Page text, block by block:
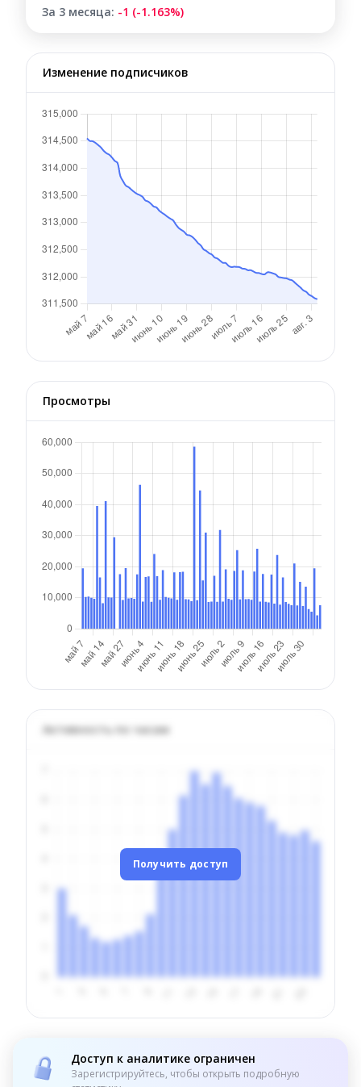
За 3 месяца: -1 (-1.163%)
Изменение подписчиков
Просмотры
Активность по часам
Получить доступ
Доступ к аналитике ограничен
Зарегистрируйтесь, чтобы открыть подробную